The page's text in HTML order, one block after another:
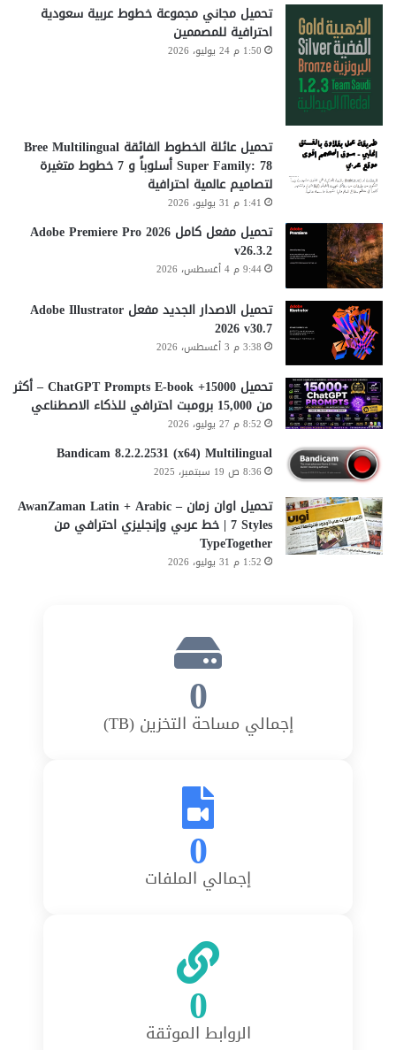
تحميل مجاني مجموعة خطوط عربية سعودية
احترافية للمصممين
1:50 م 24 يوليو، 2026
تحميل عائلة الخطوط الفائقة Bree Multilingual
Super Family: 78 أسلوباً و 7 خطوط متغيرة
لتصاميم عالمية احترافية
1:41 م 31 يوليو، 2026
تحميل مفعل كامل Adobe Premiere Pro 2026
v26.3.2
9:44 م 4 أغسطس، 2026
تحميل الاصدار الجديد مفعل Adobe Illustrator
2026 v30.7
3:38 م 3 أغسطس، 2026
تحميل 15000+ ChatGPT Prompts E-book – أكثر
من 15,000 برومبت احترافي للذكاء الاصطناعي
8:52 م 27 يوليو، 2026
Bandicam 8.2.2.2531 (x64) Multilingual
8:36 ص 19 سبتمبر، 2025
تحميل اوان زمان AwanZaman Latin + Arabic –
7 Styles | خط عربي وإنجليزي احترافي من
TypeTogether
1:52 م 31 يوليو، 2026
0
إجمالي مساحة التخزين (TB)
0
إجمالي الملفات
0
الروابط الموثقة